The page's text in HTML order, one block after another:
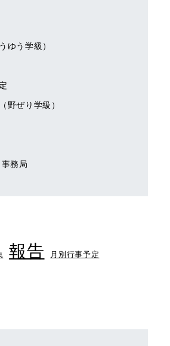
ゆう学級）
野ぜり学級）
務局
報告 月別行事予定